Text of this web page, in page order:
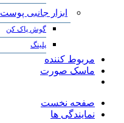
ابزار جانبی پوست
گوش پاک کن
پلینگ
مربوط کننده
ماسک صورت
صفحه نخست
نمایندگی ها